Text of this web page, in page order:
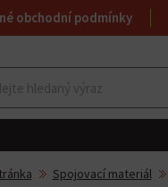
obchodní podmínky
Spojovací materiál